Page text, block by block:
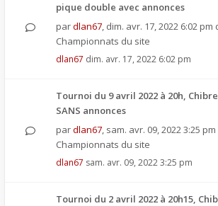
pique double avec annonces
pardlan67, dim. avr. 17, 2022 6:02 pm
Championnats du site
dlan67 dim. avr. 17, 2022 6:02 pm
Tournoi du 9 avril 2022 à 20h,
SANS annonces
pardlan67, sam. avr. 09, 2022 3:25 pm
Championnats du site
dlan67 sam. avr. 09, 2022 3:25 pm
Tournoi du 2 avril 2022 à 20h15,